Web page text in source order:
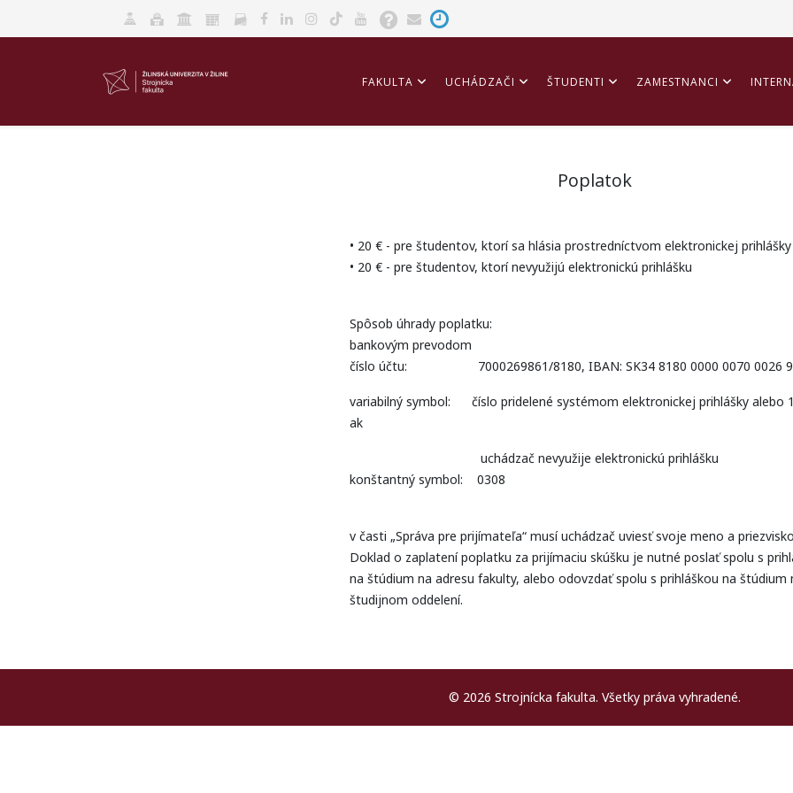
FAKULTA UCHÁDZAČI ŠTUDENTI ZAMESTNANCI
Poplatok
• 20 € - pre študentov, ktorí sa hlásia prostredníctvom elektronickej prihlášky
• 20 € - pre študentov, ktorí nevyužijú elektronickú prihlášku
Spôsob úhrady poplatku:
bankovým prevodom
číslo účtu: 7000269861/8180, IBAN: SK34 8180 0000 0070 0026
variabilný symbol: číslo pridelené systémom elektronickej prihlášky alebo
ak
uchádzač nevyužije elektronickú prihlášku
konštantný symbol: 0308
v časti „Správa pre prijímateľa“ musí uchádzač uviesť svoje meno a priezvisko
Doklad o zaplatení poplatku za prijímaciu skúšku je nutné poslať spolu s
na štúdium na adresu fakulty, alebo odovzdať spolu s prihláškou na štúdium
študijnom oddelení.
© 2026 Strojnícka fakulta. Všetky práva vyhradené.